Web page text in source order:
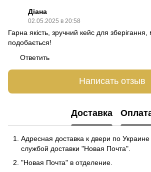
Діана
02.05.2025 в 20:58
Гарна якість, зручний кейс для
подобається!
Ответить
Написать отзыв
Доставка
Адресная доставка к двери по
службой доставки "Новая Почта".
"Новая Почта" в отделение.